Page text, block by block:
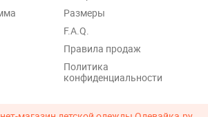
Размеры
F.A.Q.
Правила продаж
Политика
конфиденциальности